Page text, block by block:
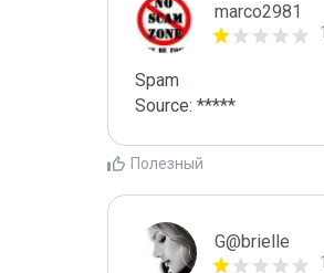
marco2981
Spam
Source: *****
Полезный
G@brielle